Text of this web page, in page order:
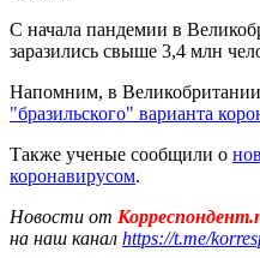
С начала пандемии в
заразились свыше 3,4 млн
Напомним, в
"бразильского" варианта
Также ученые сообщили о
коронавирусом.
Новости от
на наш канал https://t.me/